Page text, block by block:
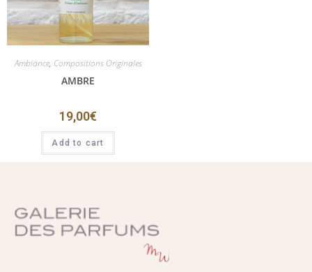
Ambiance, Compositions Originales
AMBRE
19,00€
Add to cart